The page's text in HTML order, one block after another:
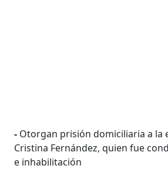
- Otorgan prisión domiciliaria a la
Cristina Fernández, quien fue
e inhabilitación